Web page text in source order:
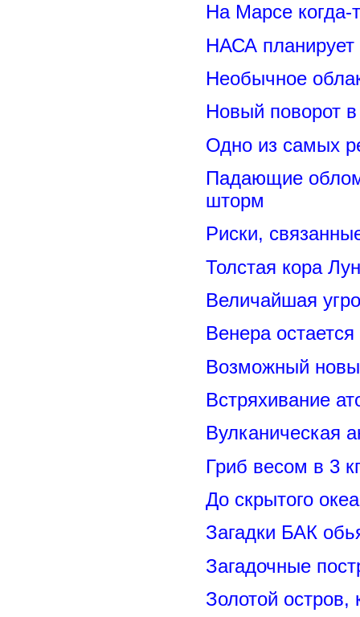
На Марсе когда-
НАСА
Необычное
Новый поворот
Одно из самых
Падающие
шторм
Риски,
Толстая кора
Величайшая
Венера
Возможный
Встряхивание
Вулканическая
Гриб весом в 3
До скрытого
Загадки БАК
Загадочные
Золотой остров,